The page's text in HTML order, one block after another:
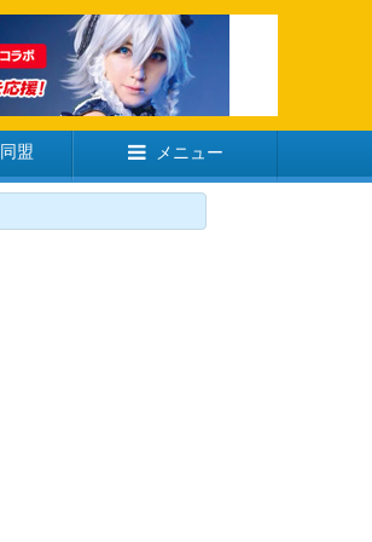
同盟 メニュー